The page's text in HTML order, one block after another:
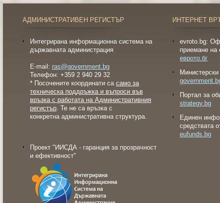
АДМИНИСТРАТИВЕН РЕГИСТЪР
Интегрирана информационна система на
държавната администрация
E-mail: ras@government.bg
Телефон: +359 2 940 29 32
* Посочените координати са само за
техническа поддръжка и въпроси във
връзка с работата на Административния
регистър. Те не са връзка с
конкретна административна структура.
Проект "ИИСДА - гаранция за прозрачност
и ефективност"
ИНТЕРНЕТ
evroto.bg:
приемане на
еврото.бг
Портал за
strategy.bg
Eдинен
средствата
eufunds.bg